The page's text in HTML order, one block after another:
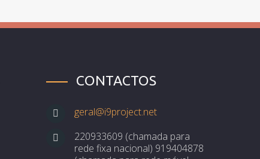
CONTACTOS
geral@i9project.net
220933609 (chamada para
rede fixa nacional) 919404878